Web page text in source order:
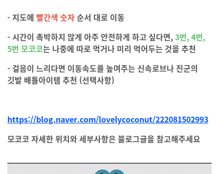
- 지도에 빨간색 숫자순서 대로 이동
- 시간이 촉박하지 않게 아주 안전하게 하고 싶다면,3번, 4번,
5번 모코코는 나중에 따로 먹거나 미리 먹어두는 것을 추천
- 걸음이 느리다면 이동속도를 높여주는 신속로브나 진군의
깃발 배틀아이템 추천 (선택사항)
https://blog.naver.com/lovelycoconut/222081502993
모코코 자세한 위치와 세부사항은 블로그글을 참고해주세요